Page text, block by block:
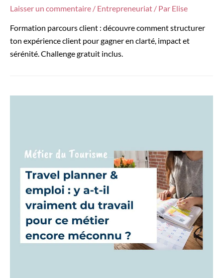
Laisser un commentaire / Entrepreneuriat / Par Elise
Formation parcours client : découvre comment structurer
ton expérience client pour gagner en clarté, impact et
sérénité. Challenge gratuit inclus.